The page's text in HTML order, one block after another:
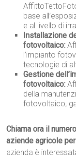
base
e al livello di
Installazione
fotovoltaico:
l’impianto
tecnologie di
Gestione
fotovoltaico:
della
fotovoltaico,
Chiama ora il
aziende agricole
azienda è